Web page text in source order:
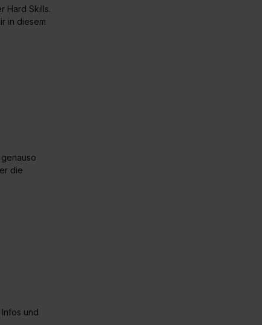
zu den einzelnen Cookies findest du durch Klick auf
,Impressum
Hard Skills.
in diesem
die
und